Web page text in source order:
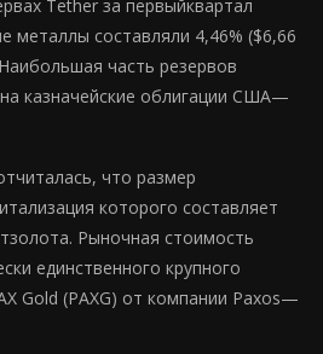
Tether за первыйквартал
металлы составляли 4,46% ($6,66
часть резервов
казначейские облигации США—
что размер
которого составляет
Рыночная стоимость
единственного крупного
Gold (PAXG) от компании Paxos—